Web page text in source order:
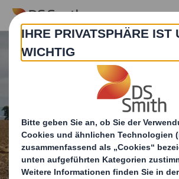
Skip to main content